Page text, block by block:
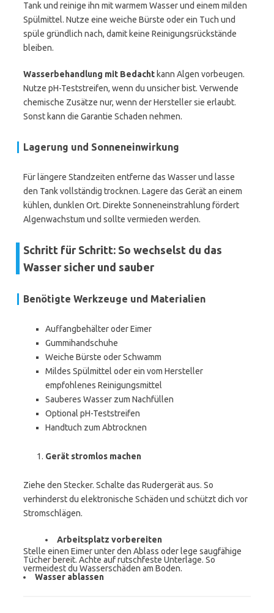
Tank und reinige ihn mit warmem Wasser und einem milden
Spülmittel. Nutze eine weiche Bürste oder ein Tuch und
spüle gründlich nach, damit keine Reinigungsrückstände
bleiben.
Wasserbehandlung mit Bedacht kann Algen vorbeugen.
Nutze pH-Teststreifen, wenn du unsicher bist. Verwende
chemische Zusätze nur, wenn der Hersteller sie erlaubt.
Sonst kann die Garantie Schaden nehmen.
Lagerung und Sonneneinwirkung
Für längere Standzeiten entferne das Wasser und lasse
den Tank vollständig trocknen. Lagere das Gerät an einem
kühlen, dunklen Ort. Direkte Sonneneinstrahlung fördert
Algenwachstum und sollte vermieden werden.
Schritt für Schritt: So wechselst du das
Wasser sicher und sauber
Benötigte Werkzeuge und Materialien
Auffangbehälter oder Eimer
Gummihandschuhe
Weiche Bürste oder Schwamm
Mildes Spülmittel oder ein vom Hersteller
empfohlenes Reinigungsmittel
Sauberes Wasser zum Nachfüllen
Optional pH-Teststreifen
Handtuch zum Abtrocknen
Gerät stromlos machen
Ziehe den Stecker. Schalte das Rudergerät aus. So
verhinderst du elektronische Schäden und schützt dich vor
Stromschlägen.
Arbeitsplatz vorbereiten
Stelle einen Eimer unter den Ablass oder lege saugfähige
Tücher bereit. Achte auf rutschfeste Unterlage. So
vermeidest du Wasserschäden am Boden.
Wasser ablassen